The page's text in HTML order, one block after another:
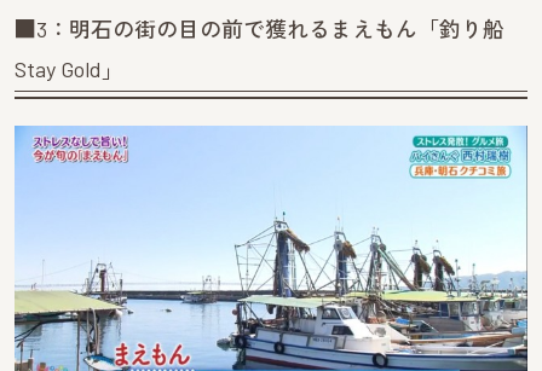
■3：明石の街の目の前で獲れるまえもん「釣り船
Stay Gold」